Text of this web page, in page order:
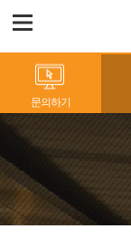
문의하기